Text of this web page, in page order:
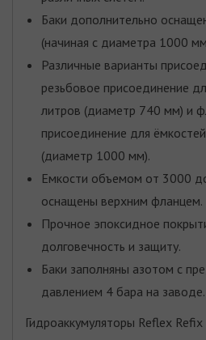
Баки дополнительно
(начиная с диаметра 1000
Различные варианты
резьбовое присоединение
литров (диаметр 740 мм) и
присоединение для
(диаметр 1000 мм).
Емкости объемом от 3000
оснащены верхним фланцем.
Прочное эпоксидное
долговечность и защиту.
Баки заполняны азотом с
давлением 4 бара на заводе.
Гидроаккумуляторы Reflex